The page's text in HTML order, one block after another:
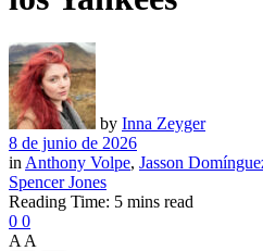
by Inna Zeyger
8 de junio de 2026
in Anthony Volpe, Jasson
Spencer Jones
Reading Time: 5 mins read
0 0
A A